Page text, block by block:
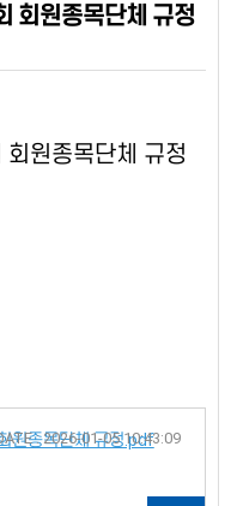
회원종목단체 규정
원종목단체 규정
원종목단체 규정.pdf
: 2026-01-05 10:43:09